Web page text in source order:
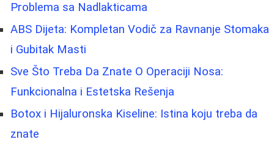
Problema sa Nadlakticama
ABS Dijeta: Kompletan Vodič za Ravnanje Stomaka
i Gubitak Masti
Sve Što Treba Da Znate O Operaciji Nosa:
Funkcionalna i Estetska Rešenja
Botox i Hijaluronska Kiseline: Istina koju treba da
znate